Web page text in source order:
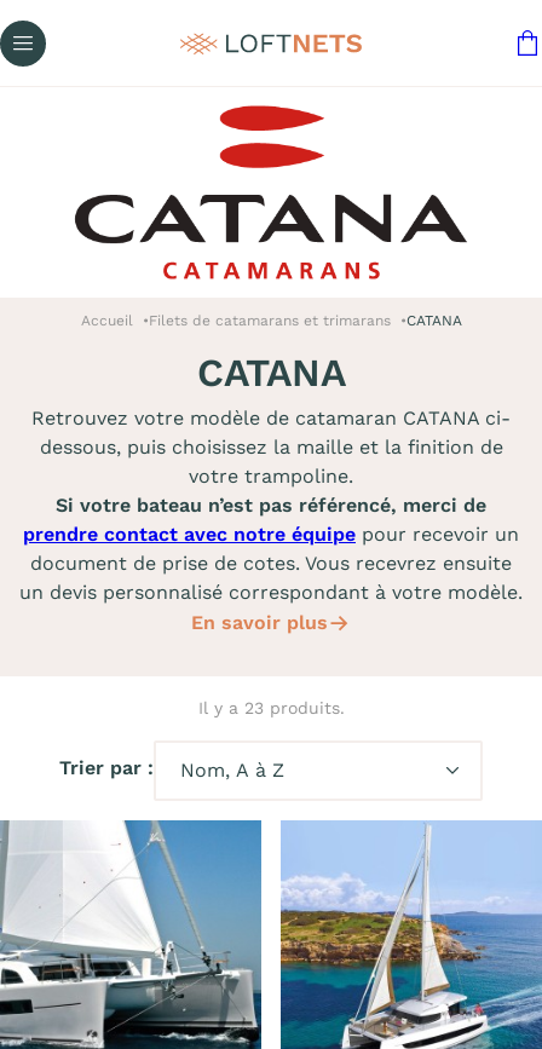
Accueil Filets de catamarans et trimarans CATANA
CATANA
Retrouvez votre modèle de catamaran CATANA ci-
dessous, puis choisissez la maille et la finition de
votre trampoline.
Si votre bateau n’est pas référencé, merci de
prendre contact avec notre équipe pour recevoir un
document de prise de cotes. Vous recevrez ensuite
un devis personnalisé correspondant à votre modèle.
En savoir plus
Il y a 23 produits.
Trier par :